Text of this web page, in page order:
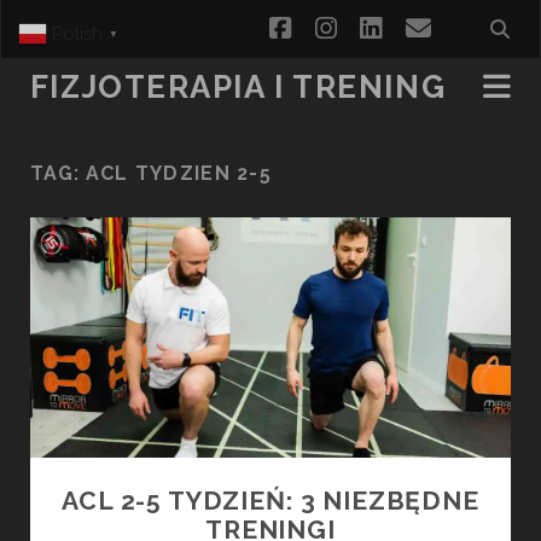
facebookinstagram
linkedinemail
FIZJOTERAPIA I TRENING
TAG: ACL TYDZIEN 2-5
ACL 2-5 TYDZIEŃ: 3 NIEZBĘDNE
TRENINGI
▼